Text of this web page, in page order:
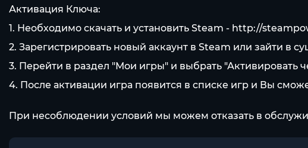
Активация Ключа:
1. Необходимо скачать и установить Steam - http://
2. Зарегистрировать новый аккаунт в Steam или зайти в
3. Перейти в раздел "Мои игры" и выбрать "Активировать
4. После активации игра появится в списке игр и Вы
При несоблюдении условий мы можем отказать в